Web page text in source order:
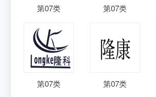
第07类 第07类
第07类 第07类